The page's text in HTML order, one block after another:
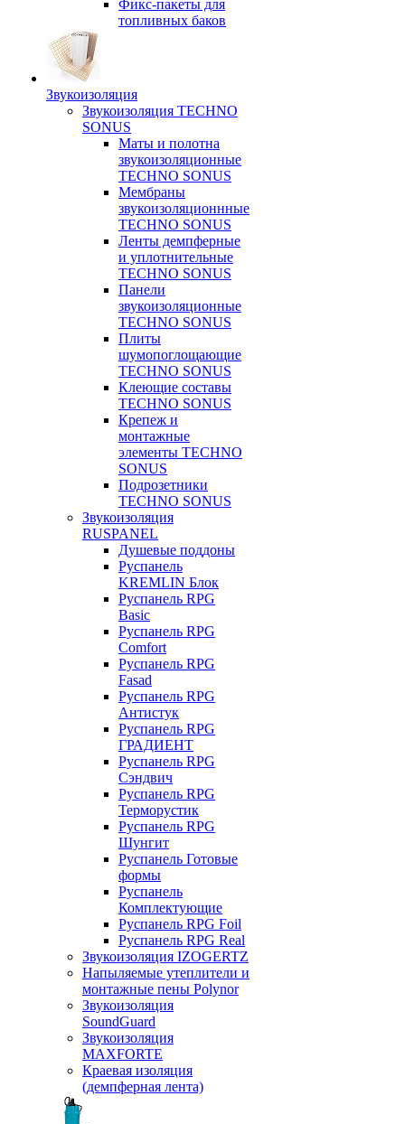
Фикс-пакеты для
топливных баков
Звукоизоляция
Звукоизоляция TECHNO
SONUS
Маты и полотна
звукоизоляционные
TECHNO SONUS
Мембраны
звукоизоляционнные
TECHNO SONUS
Ленты демпферные
и уплотнительные
TECHNO SONUS
Панели
звукоизоляционные
TECHNO SONUS
Плиты
шумопоглощающие
TECHNO SONUS
Клеющие составы
TECHNO SONUS
Крепеж и
монтажные
элементы TECHNO
SONUS
Подрозетники
TECHNO SONUS
Звукоизоляция
RUSPANEL
Душевые поддоны
Руспанель
KREMLIN Блок
Руспанель RPG
Basic
Руспанель RPG
Comfort
Руспанель RPG
Fasad
Руспанель RPG
Антистук
Руспанель RPG
ГРАДИЕНТ
Руспанель RPG
Сэндвич
Руспанель RPG
Терморустик
Руспанель RPG
Шунгит
Руспанель Готовые
формы
Руспанель
Комплектующие
Руспанель RPG Foil
Руспанель RPG Real
Звукоизоляция IZOGERTZ
Напыляемые утеплители и
монтажные пены Polynor
Звукоизоляция
SoundGuard
Звукоизоляция
MAXFORTE
Краевая изоляция
(демпферная лента)